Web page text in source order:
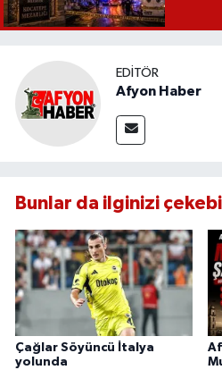
EDITÖR
Afyon Haber
Bunlar da ilginizi
Çağlar Söyüncü İtalya
yolunda